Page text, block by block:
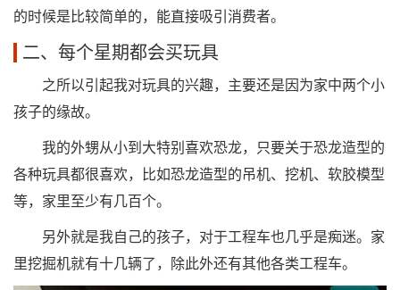
的时候是比较简单的，能直接吸引消费者。
二、每个星期都会买玩具
之所以引起我对玩具的兴趣，主要还是因为家中两个小
孩子的缘故。
我的外甥从小到大特别喜欢恐龙，只要关于恐龙造型的
各种玩具都很喜欢，比如恐龙造型的吊机、挖机、软胶模型
等，家里至少有几百个。
另外就是我自己的孩子，对于工程车也几乎是痴迷。家
里挖掘机就有十几辆了，除此外还有其他各类工程车。